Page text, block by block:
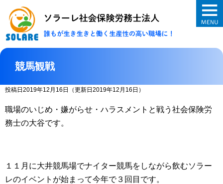
ソラーレ社会保
競馬観戦
投稿日2019年12月16日 （更新日2019年12月16日）
職場のいじめ・嫌がらせ・ハラスメントと戦う社会保険労
務士の大谷です。
１１月に大井競馬場でナイター競馬をしながら飲むソラー
レのイベントが始まって今年で３回目です。